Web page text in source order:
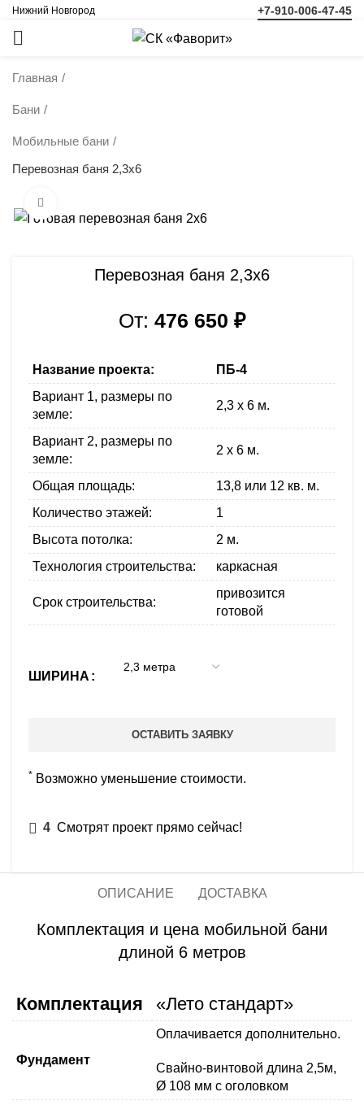
Нижний Новгород +7-910-006-47-45
Главная
Бани
Мобильные бани
Перевозная баня 2,3х6
Перевозная баня 2,3х6
От: 476 650 ₽
Название проекта:
ПБ-4
Вариант 1, размеры по
земле:
2,3 x 6 м.
Вариант 2, размеры по
земле:
2 x 6 м.
Общая площадь:
13,8 или 12 кв. м.
Количество этажей:
1
Высота потолка:
2 м.
Технология строительства:
каркасная
Срок строительства:
привозится
готовой
ШИРИНА
ОСТАВИТЬ ЗАЯВКУ
* Возможно уменьшение стоимости.
4 Смотрят проект прямо сейчас!
ОПИСАНИЕ ДОСТАВКА
Комплектация и цена мобильной бани
длиной 6 метров
Комплектация «Лето стандарт»
Фундамент
Оплачивается дополнительно.
Свайно-винтовой длина 2,5м,
Ø 108 мм с оголовком